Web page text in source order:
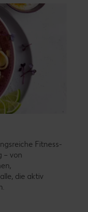
Fitness-
– von
die aktiv